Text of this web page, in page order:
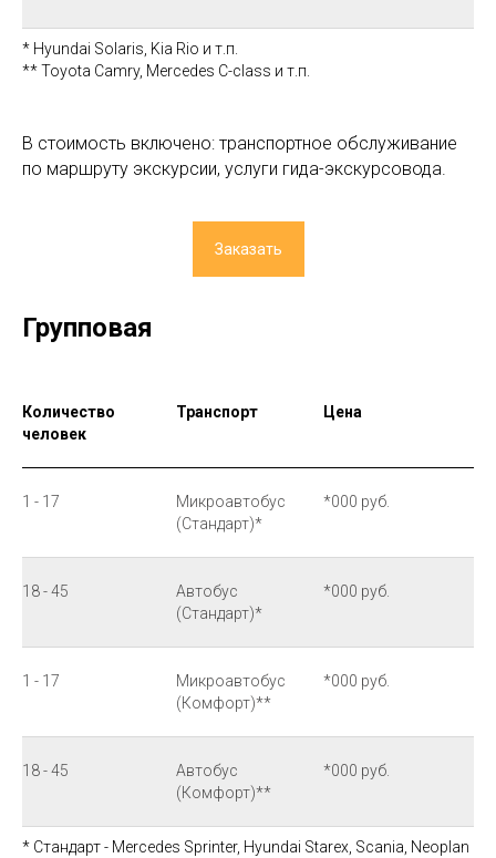
* Hyundai Solaris, Kia Rio и т.п.
** Toyota Camry, Mercedes C-class и т.п.
В стоимость включено: транспортное обслуживание
по маршруту экскурсии, услуги гида-экскурсовода.
Заказать
Групповая
Количество
человек
Транспорт Цена
1 - 17
Микроавтобус
(Стандарт)*
*000 руб.
18 - 45
Автобус
(Стандарт)*
*000 руб.
1 - 17
Микроавтобус
(Комфорт)**
*000 руб.
18 - 45
Автобус
(Комфорт)**
*000 руб.
* Стандарт - Mercedes Sprinter, Hyundai Starex, Scania, Neoplan